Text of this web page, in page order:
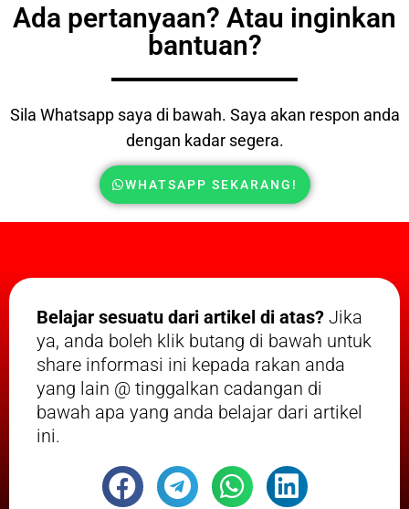
Ada pertanyaan? Atau inginkan
bantuan?
Sila Whatsapp saya di bawah. Saya akan respon anda
dengan kadar segera.
WHATSAPP SEKARANG!
Belajar sesuatu dari artikel di atas? Jika
ya, anda boleh klik butang di bawah untuk
share informasi ini kepada rakan anda
yang lain @ tinggalkan cadangan di
bawah apa yang anda belajar dari artikel
ini.